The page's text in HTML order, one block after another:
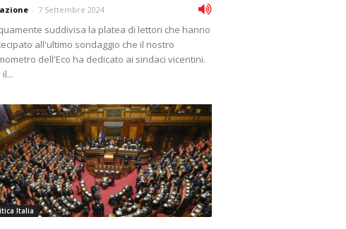
- 7 Settembre 2024
suddivisa la platea di lettori che hanno
all'ultimo sondaggio che il nostro
dell'Eco ha dedicato ai sindaci vicentini.
il...
Italia